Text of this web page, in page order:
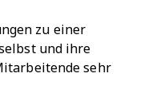
zu einer
und ihre
sehr